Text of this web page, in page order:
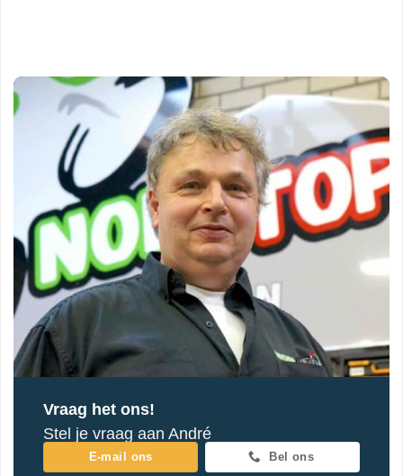
Vraag het ons!
Stel je vraag aan André
E-mail ons Bel ons